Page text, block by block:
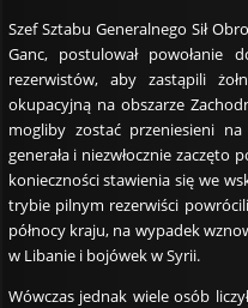
Szef Sztabu Generalnego Sił
Ganc, postulował powołanie
rezerwistów, aby zastąpili
okupacyjną na obszarze
mogliby zostać przeniesieni
generała i niezwłocznie
konieczności stawienia się we
trybie pilnym rezerwiści
północy kraju, na wypadek
w Libanie i bojówek w Syrii.
Wówczas jednak wiele osób